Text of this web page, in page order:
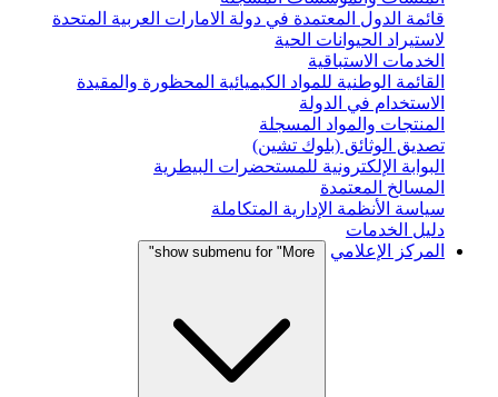
قائمة الدول المعتمدة في دولة الامارات العربية المتحدة
لاستيراد الحيوانات الحية
الخدمات الاستباقية
القائمة الوطنية للمواد الكيميائية المحظورة والمقيدة
الاستخدام في الدولة
المنتجات والمواد المسجلة
تصديق الوثائق (بلوك تشين)
البوابة الإلكترونية للمستحضرات البيطرية
المسالخ المعتمدة
سياسة الأنظمة الإدارية المتكاملة
دليل الخدمات
المركز الإعلامي
show submenu for "More"